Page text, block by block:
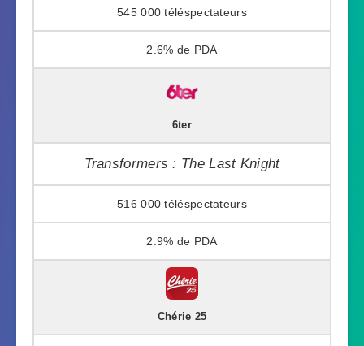
545 000
2.6%
6ter
Transformers : The Last Knight
516 000
2.9%
Chérie 25